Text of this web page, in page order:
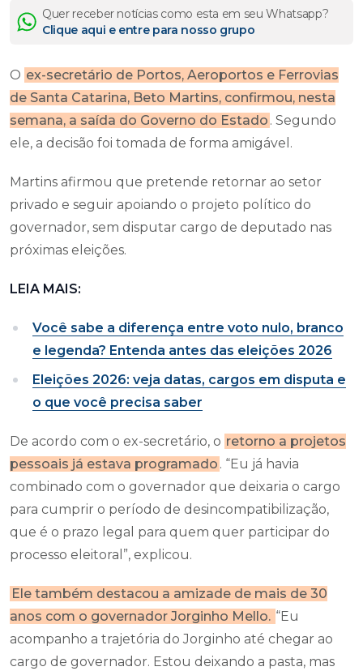
Quer receber notícias como esta em seu Whatsapp?
Clique aqui e entre para nosso grupo
O ex-secretário de Portos, Aeroportos e Ferrovias
de Santa Catarina, Beto Martins, confirmou, nesta
semana, a saída do Governo do Estado . Segundo
ele, a decisão foi tomada de forma amigável.
Martins afirmou que pretende retornar ao setor
privado e seguir apoiando o projeto político do
governador, sem disputar cargo de deputado nas
próximas eleições.
LEIA MAIS:
Você sabe a diferença entre voto nulo, branco
e legenda? Entenda antes das eleições 2026
Eleições 2026: veja datas, cargos em disputa e
o que você precisa saber
De acordo com o ex-secretário, o retorno a projetos
pessoais já estava programado . “Eu já havia
combinado com o governador que deixaria o cargo
para cumprir o período de desincompatibilização,
que é o prazo legal para quem quer participar do
processo eleitoral”, explicou.
Ele também destacou a amizade de mais de 30
anos com o governador Jorginho Mello. “Eu
acompanho a trajetória do Jorginho até chegar ao
cargo de governador. Estou deixando a pasta, mas